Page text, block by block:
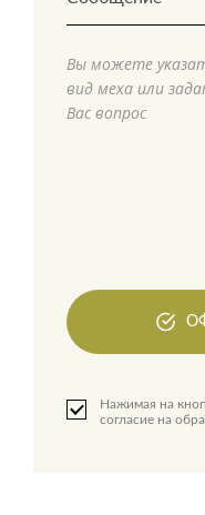
Вы можете
вид меха или
Вас вопрос
Нажимая на
согласие на